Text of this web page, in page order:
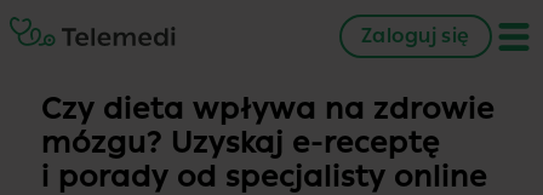
Zaloguj się
Czy dieta wpływa na zdrowie
mózgu? Uzyskaj e-receptę
i porady od specjalisty online